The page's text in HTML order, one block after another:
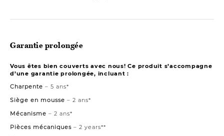
Garantie prolongée
Vous êtes bien couverts avec nous! Ce produit s’accompagne
d’une garantie prolongée, incluant :
Charpente – 5 ans*
Siège en mousse – 2 ans*
Mécanisme – 2 ans*
Pièces mécaniques – 2 years**